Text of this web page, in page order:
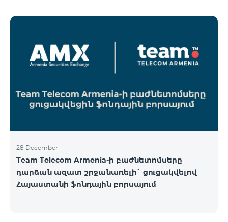
28 December
Team Telecom Armenia-ի բաժնետոմսերը
դարձան ազատ շրջանառելի` ցուցակվելով
Հայաստանի ֆոնդային բորսայում